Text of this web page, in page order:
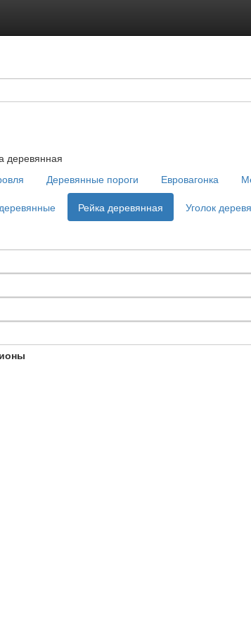
деревянная
Деревянные пороги Евровагонка
Рейка деревянная
Уголок